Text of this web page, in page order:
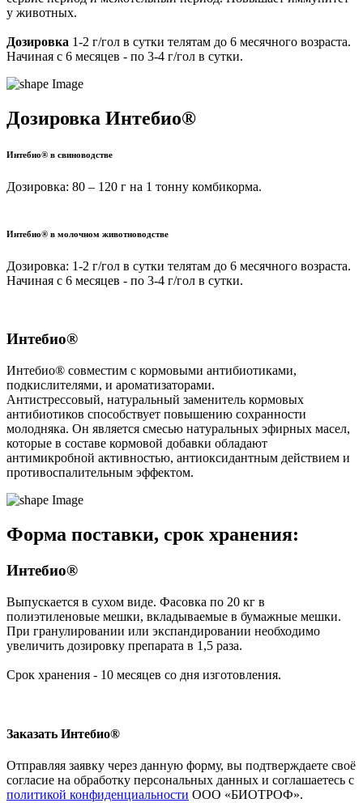
у животных.
Дозировка 1-2 г/гол в сутки телятам до 6 месячного возраста.
Начиная с 6 месяцев - по 3-4 г/гол в сутки.
Дозировка Интебио®
Интебио® в свиноводстве
Дозировка: 80 – 120 г на 1 тонну комбикорма.
Интебио® в молочном животноводстве
Дозировка: 1-2 г/гол в сутки телятам до 6 месячного возраста.
Начиная с 6 месяцев - по 3-4 г/гол в сутки.
Интебио®
Интебио® совместим с кормовыми антибиотиками,
подкислителями, и ароматизаторами.
Антистрессовый, натуральный заменитель кормовых
антибиотиков способствует повышению сохранности
молодняка. Он является смесью натуральных эфирных масел,
которые в составе кормовой добавки обладают
антимикробной активностью, антиоксидантным действием и
противоспалительным эффектом.
Форма поставки, срок хранения:
Интебио®
Выпускается в сухом виде. Фасовка по 20 кг в
полиэтиленовые мешки, вкладываемые в бумажные мешки.
При гранулировании или экспандировании необходимо
увеличить дозировку препарата в 1,5 раза.
Срок хранения - 10 месяцев со дня изготовления.
Заказать Интебио®
Отправляя заявку через данную форму, вы подтверждаете своё
согласие на обработку персональных данных и соглашаетесь с
политикой конфиденциальности ООО «БИОТРОФ».